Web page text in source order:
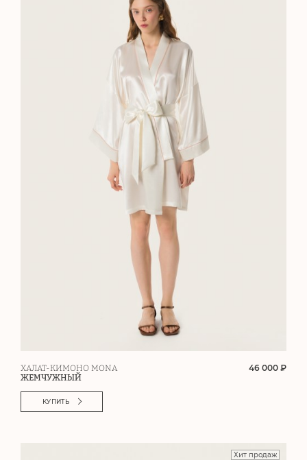
ХАЛАТ-КИМОНО MONA
ЖЕМЧУЖНЫЙ
46 000 ₽
КУПИТЬ
Хит продаж